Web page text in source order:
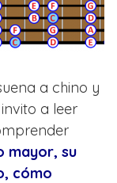
a chino y
a leer
mayor, su
cómo